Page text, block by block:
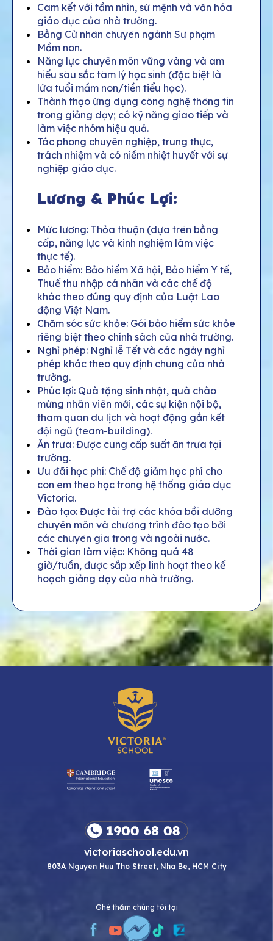
Cam kết với tầm nhìn, sứ mệnh và văn hóa
giáo dục của nhà trường.
Bằng Cử nhân chuyên ngành Sư phạm
Mầm non.
Năng lực chuyên môn vững vàng và am
hiểu sâu sắc tâm lý học sinh (đặc biệt là
lứa tuổi mầm non/tiền tiểu học).
Thành thạo ứng dụng công nghệ thông tin
trong giảng dạy; có kỹ năng giao tiếp và
làm việc nhóm hiệu quả.
Tác phong chuyên nghiệp, trung thực,
trách nhiệm và có niềm nhiệt huyết với sự
nghiệp giáo dục.
Lương & Phúc Lợi:
Mức lương: Thỏa thuận (dựa trên bằng
cấp, năng lực và kinh nghiệm làm việc
thực tế).
Bảo hiểm: Bảo hiểm Xã hội, Bảo hiểm Y tế,
Thuế thu nhập cá nhân và các chế độ
khác theo đúng quy định của Luật Lao
động Việt Nam.
Chăm sóc sức khỏe: Gói bảo hiểm sức khỏe
riêng biệt theo chính sách của nhà trường.
Nghỉ phép: Nghỉ lễ Tết và các ngày nghỉ
phép khác theo quy định chung của nhà
trường.
Phúc lợi: Quà tặng sinh nhật, quà chào
mừng nhân viên mới, các sự kiện nội bộ,
tham quan du lịch và hoạt động gắn kết
đội ngũ (team-building).
Ăn trưa: Được cung cấp suất ăn trưa tại
trường.
Ưu đãi học phí: Chế độ giảm học phí cho
con em theo học trong hệ thống giáo dục
Victoria.
Đào tạo: Được tài trợ các khóa bồi dưỡng
chuyên môn và chương trình đào tạo bởi
các chuyên gia trong và ngoài nước.
Thời gian làm việc: Không quá 48
giờ/tuần, được sắp xếp linh hoạt theo kế
hoạch giảng dạy của nhà trường.
victoriaschool.edu.vn
803A Nguyen Huu Tho Street, Nha Be, HCM City
Ghé thăm chúng tôi tại